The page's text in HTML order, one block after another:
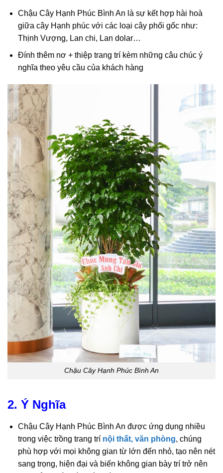
Chậu Cây Hạnh Phúc Bình An là sự kết hợp hài hoà
giữa cây Hạnh phúc với các loại cây phối gốc như:
Thịnh Vượng, Lan chi, Lan dolar…
Đính thêm nơ + thiệp trang trí kèm những câu chúc ý
nghĩa theo yêu cầu của khách hàng
Chậu Cây Hạnh Phúc Bình An
2. Ý Nghĩa
Chậu Cây Hạnh Phúc Bình An được ứng dụng nhiều
trong việc trồng trang trí nội thất, văn phòng, chúng
phù hợp với mọi không gian từ lớn đến nhỏ, tạo nên nét
sang trọng, hiện đại và biến không gian bày trí trở nên